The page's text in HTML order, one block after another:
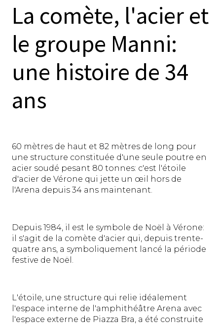
La comète, l'acier et
le groupe Manni:
une histoire de 34
ans
60 mètres de haut et 82 mètres de long pour
une structure constituée d'une seule poutre en
acier soudé pesant 80 tonnes: c'est l'étoile
d'acier de Vérone qui jette un œil hors de
l'Arena depuis 34 ans maintenant.
Depuis 1984, il est le symbole de Noël à Vérone:
il s'agit de la comète d'acier qui, depuis trente-
quatre ans, a symboliquement lancé la période
festive de Noël.
L'étoile, une structure qui relie idéalement
l'espace interne de l'amphithéâtre Arena avec
l'espace externe de Piazza Bra, a été construite